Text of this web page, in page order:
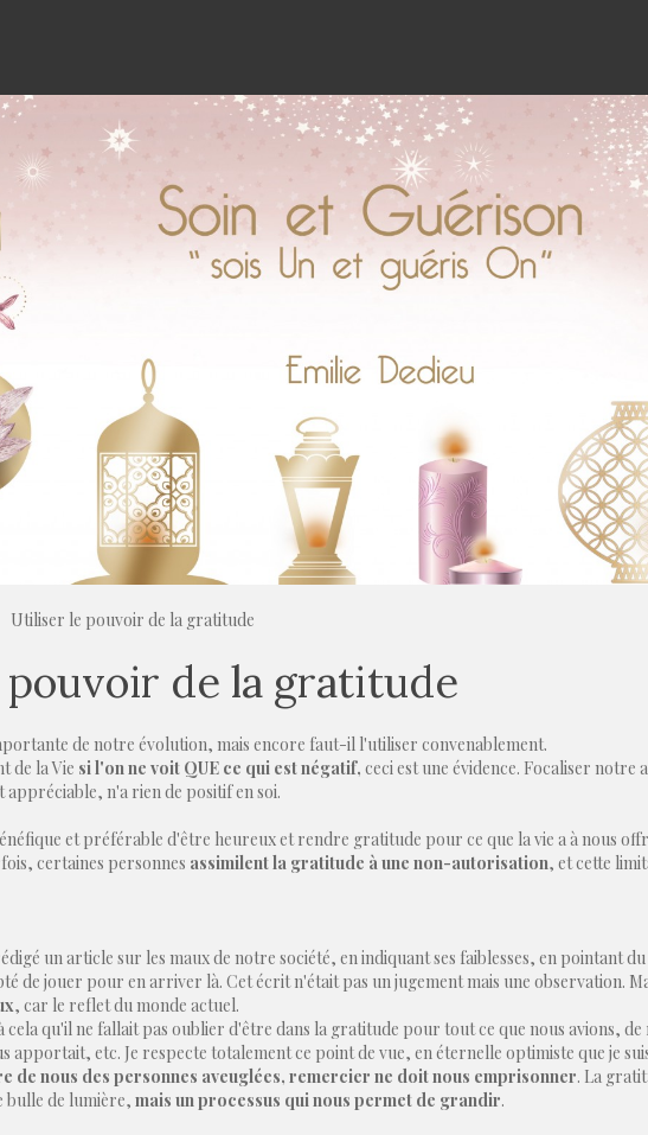
Utiliser le pouvoir de la gratitude
de la gratitude
de notre évolution, mais encore faut-il l'utiliser convenablement.
de la Vie si l'on ne voit QUE ce qui est négatif, ceci est une évidence. Focaliser notre
appréciable, n'a rien de positif en soi.
et préférable d'être heureux et rendre gratitude pour ce que la vie a à nous
certaines personnes assimilent la gratitude à une non-autorisation, et cette
un article sur les maux de notre société, en indiquant ses faiblesses, en pointant
de jouer pour en arriver là. Cet écrit n'était pas un jugement mais une observation.
, car le reflet du monde actuel.
cela qu'il ne fallait pas oublier d'être dans la gratitude pour tout ce que nous avions,
apportait, etc. Je respecte totalement ce point de vue, en éternelle optimiste que je
de nous des personnes aveuglées, remercier ne doit nous emprisonner. La
bulle de lumière, mais un processus qui nous permet de grandir.